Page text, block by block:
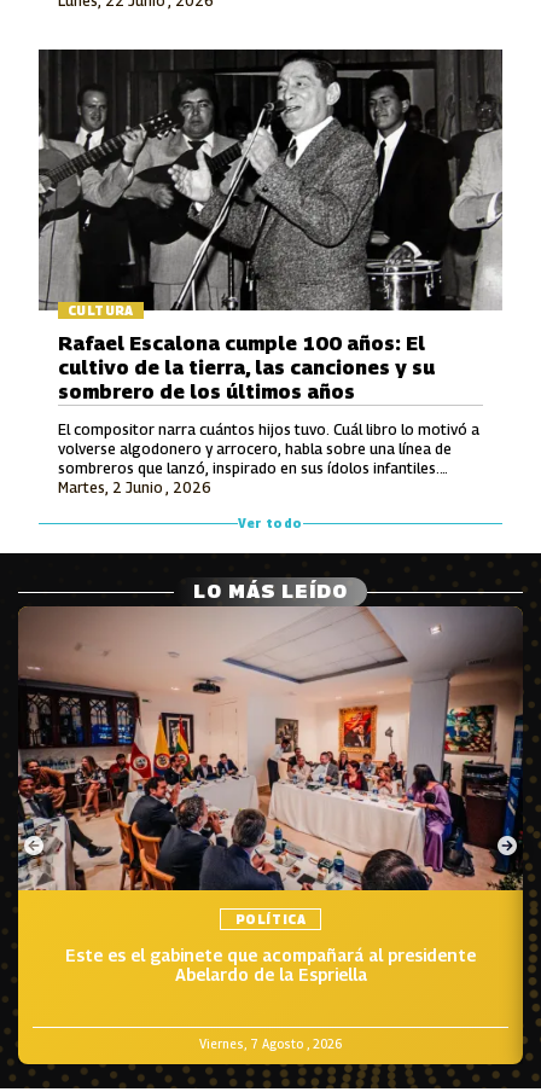
CULTURA
Martes, 2 Junio , 2026
Rafael Escalona cumple 100 años: El
cultivo de la tierra, las canciones y su
sombrero de los últimos años
El compositor narra cuántos hijos tuvo. Cuál libro lo motivó a
volverse algodonero y arrocero, habla sobre una línea de
sombreros que lanzó, inspirado en sus ídolos infantiles.
También recuerda lo que le ofrecieron por hacerle una
inédito que luego grabó Jorge Oñate.
Ver todo
LO MÁS LEÍDO
POLÍTICA
Viernes, 7 Agosto , 2026
Este es el gabinete que acompañará al presidente
Abelardo de la Espriella